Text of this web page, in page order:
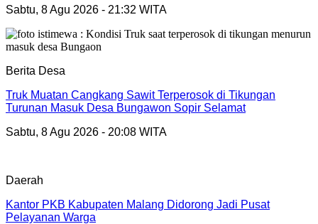
Sabtu, 8 Agu 2026 - 21:32 WITA
Berita Desa
Truk Muatan Cangkang Sawit Terperosok di Tikungan
Turunan Masuk Desa Bungawon Sopir Selamat
Sabtu, 8 Agu 2026 - 20:08 WITA
Daerah
Kantor PKB Kabupaten Malang Didorong Jadi Pusat
Pelayanan Warga